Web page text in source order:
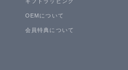
OEMについて
会員特典について